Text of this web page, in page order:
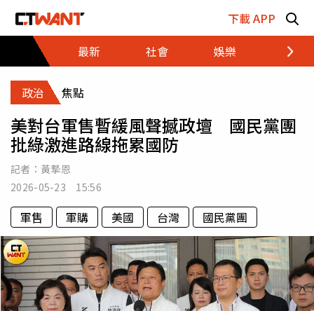
下載 APP
最新
社會 娛樂 財經
政治 焦點
美對台軍售暫緩風聲撼政壇 國民黨團
批綠激進路線拖累國防
記者： 黃摯恩
2026-05-23 15:56
軍售 軍購 美國 台灣 國民黨團